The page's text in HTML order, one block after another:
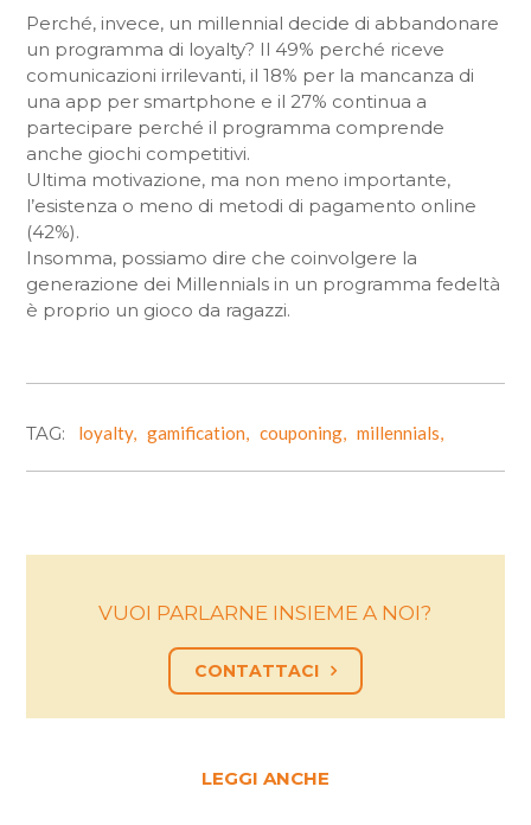
Perché, invece, un millennial decide di abbandonare
un programma di loyalty? Il 49% perché riceve
comunicazioni irrilevanti, il 18% per la mancanza di
una app per smartphone e il 27% continua a
partecipare perché il programma comprende
anche giochi competitivi.
Ultima motivazione, ma non meno importante,
l’esistenza o meno di metodi di pagamento online
(42%).
Insomma, possiamo dire che coinvolgere la
generazione dei Millennials in un programma fedeltà
è proprio un gioco da ragazzi.
TAG: loyalty, gamification, couponing, millennials,
VUOI PARLARNE INSIEME A NOI?
CONTATTACI
LEGGI ANCHE